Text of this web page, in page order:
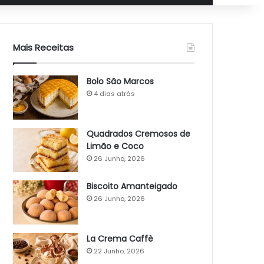
Mais Receitas
Bolo São Marcos
4 dias atrás
Quadrados Cremosos de
Limão e Coco
26 Junho, 2026
Biscoito Amanteigado
26 Junho, 2026
La Crema Caffè
22 Junho, 2026